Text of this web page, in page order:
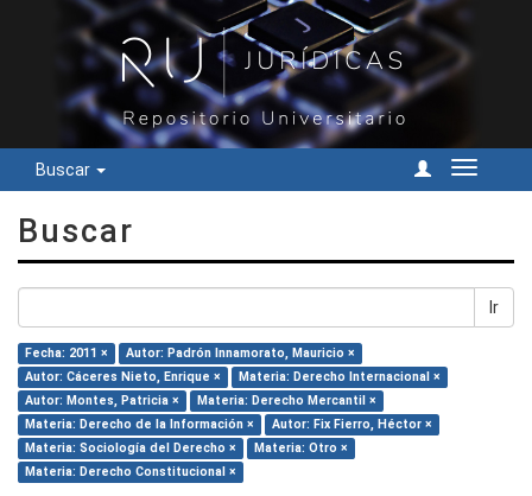
Buscar
Cambiar
Buscar
Ir
Fecha: 2011 ×
Autor: Padrón Innamorato, Mauricio ×
Autor: Cáceres Nieto, Enrique ×
Materia: Derecho Internacional ×
Autor: Montes, Patricia ×
Materia: Derecho Mercantil ×
Materia: Derecho de la Información ×
Autor: Fix Fierro, Héctor ×
Materia: Sociología del Derecho ×
Materia: Otro ×
Materia: Derecho Constitucional ×